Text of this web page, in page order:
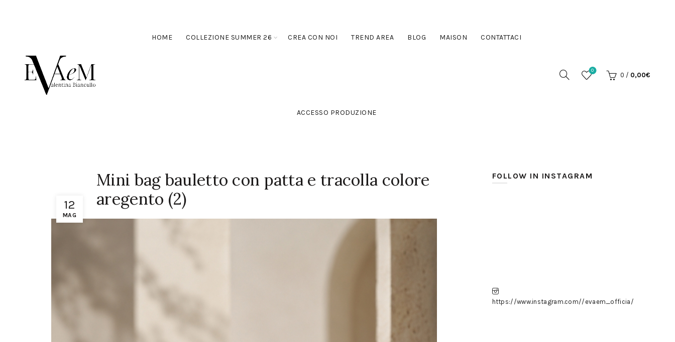
HOME COLLEZIONE SUMMER 26 CREA CON NOI TREND AREA BLOG MAISON CONTATTACI
ACCESSO PRODUZIONE
0
0 / 0,00€
12
MAG
Mini bag bauletto con patta e tracolla colore
aregento (2)
FOLLOW IN INSTAGRAM
https://www.instagram.com//evaem_officia/